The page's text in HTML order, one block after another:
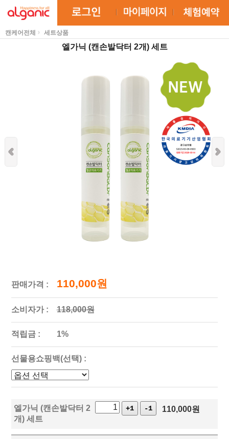
캔케어전체 세트상품
엘가닉 (캔손발닥터 2개) 세트
판매가격 : 110,000원
소비자가 : 118,000원
적립금 : 1%
선물용쇼핑백(선택) :
엘가닉 (캔손발닥터 2
개) 세트
+1 -1 110,000원